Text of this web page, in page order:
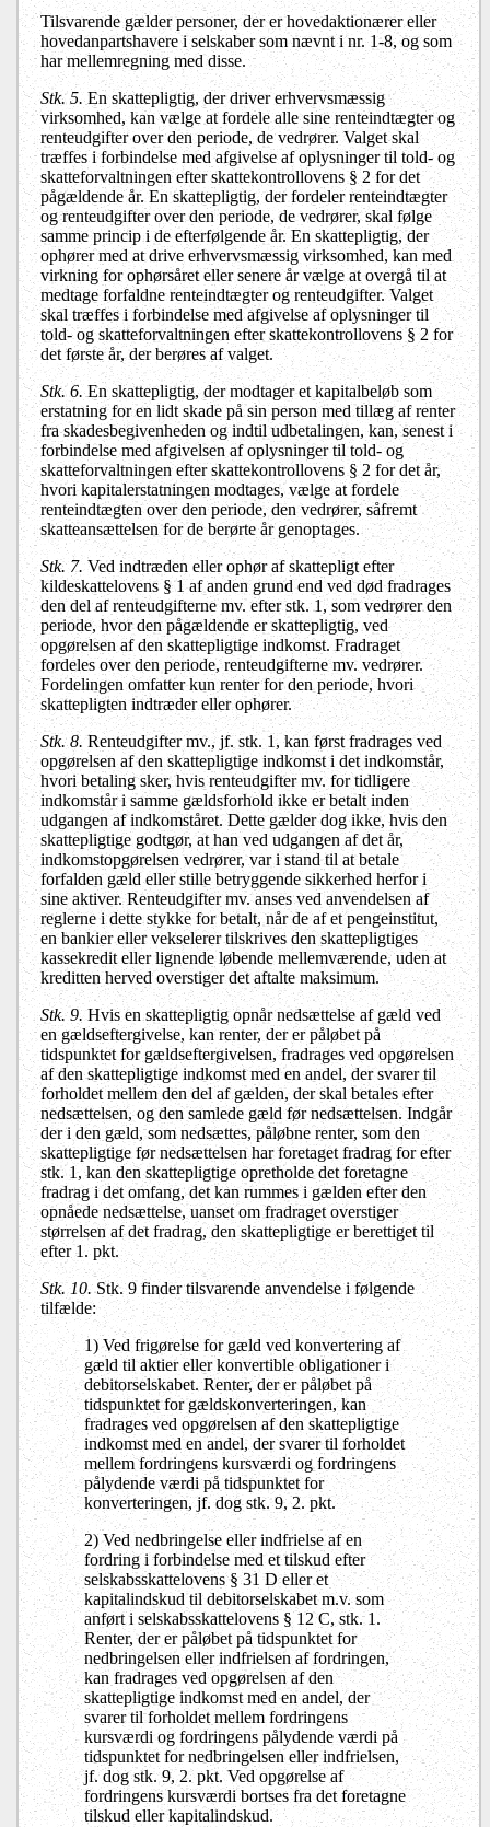
Tilsvarende gælder personer, der er hovedaktionærer eller
hovedanpartshavere i selskaber som nævnt i nr. 1-8, og som
har mellemregning med disse.
Stk. 5.En skattepligtig, der driver erhvervsmæssig
virksomhed, kan vælge at fordele alle sine renteindtægter og
renteudgifter over den periode, de vedrører. Valget skal
træffes i forbindelse med afgivelse af oplysninger til told- og
skatteforvaltningen efter skattekontrollovens § 2 for det
pågældende år. En skattepligtig, der fordeler renteindtægter
og renteudgifter over den periode, de vedrører, skal følge
samme princip i de efterfølgende år. En skattepligtig, der
ophører med at drive erhvervsmæssig virksomhed, kan med
virkning for ophørsåret eller senere år vælge at overgå til at
medtage forfaldne renteindtægter og renteudgifter. Valget
skal træffes i forbindelse med afgivelse af oplysninger til
told- og skatteforvaltningen efter skattekontrollovens § 2 for
det første år, der berøres af valget.
Stk. 6.En skattepligtig, der modtager et kapitalbeløb som
erstatning for en lidt skade på sin person med tillæg af renter
fra skadesbegivenheden og indtil udbetalingen, kan, senest i
forbindelse med afgivelsen af oplysninger til told- og
skatteforvaltningen efter skattekontrollovens § 2 for det år,
hvori kapitalerstatningen modtages, vælge at fordele
renteindtægten over den periode, den vedrører, såfremt
skatteansættelsen for de berørte år genoptages.
Stk. 7. Ved indtræden eller ophør af skattepligt efter
kildeskattelovens § 1 af anden grund end ved død fradrages
den del af renteudgifterne mv. efter stk. 1, som vedrører den
periode, hvor den pågældende er skattepligtig, ved
opgørelsen af den skattepligtige indkomst. Fradraget
fordeles over den periode, renteudgifterne mv. vedrører.
Fordelingen omfatter kun renter for den periode, hvori
skattepligten indtræder eller ophører.
Stk. 8. Renteudgifter mv., jf. stk. 1, kan først fradrages ved
opgørelsen af den skattepligtige indkomst i det indkomstår,
hvori betaling sker, hvis renteudgifter mv. for tidligere
indkomstår i samme gældsforhold ikke er betalt inden
udgangen af indkomståret. Dette gælder dog ikke, hvis den
skattepligtige godtgør, at han ved udgangen af det år,
indkomstopgørelsen vedrører, var i stand til at betale
forfalden gæld eller stille betryggende sikkerhed herfor i
sine aktiver. Renteudgifter mv. anses ved anvendelsen af
reglerne i dette stykke for betalt, når de af et pengeinstitut,
en bankier eller vekselerer tilskrives den skattepligtiges
kassekredit eller lignende løbende mellemværende, uden at
kreditten herved overstiger det aftalte maksimum.
Stk. 9. Hvis en skattepligtig opnår nedsættelse af gæld ved
en gældseftergivelse, kan renter, der er påløbet på
tidspunktet for gældseftergivelsen, fradrages ved opgørelsen
af den skattepligtige indkomst med en andel, der svarer til
forholdet mellem den del af gælden, der skal betales efter
nedsættelsen, og den samlede gæld før nedsættelsen. Indgår
der i den gæld, som nedsættes, påløbne renter, som den
skattepligtige før nedsættelsen har foretaget fradrag for efter
stk. 1, kan den skattepligtige opretholde det foretagne
fradrag i det omfang, det kan rummes i gælden efter den
opnåede nedsættelse, uanset om fradraget overstiger
størrelsen af det fradrag, den skattepligtige er berettiget til
efter 1. pkt.
Stk. 10.Stk. 9 finder tilsvarende anvendelse i følgende
tilfælde:
1) Ved frigørelse for gæld ved konvertering af
gæld til aktier eller konvertible obligationer i
debitorselskabet. Renter, der er påløbet på
tidspunktet for gældskonverteringen, kan
fradrages ved opgørelsen af den skattepligtige
indkomst med en andel, der svarer til forholdet
mellem fordringens kursværdi og fordringens
pålydende værdi på tidspunktet for
konverteringen, jf. dog stk. 9, 2. pkt.
2) Ved nedbringelse eller indfrielse af en
fordring i forbindelse med et tilskud efter
selskabsskattelovens § 31 D eller et
kapitalindskud til debitorselskabet m.v. som
anført i selskabsskattelovens § 12 C, stk. 1.
Renter, der er påløbet på tidspunktet for
nedbringelsen eller indfrielsen af fordringen,
kan fradrages ved opgørelsen af den
skattepligtige indkomst med en andel, der
svarer til forholdet mellem fordringens
kursværdi og fordringens pålydende værdi på
tidspunktet for nedbringelsen eller indfrielsen,
jf. dog stk. 9, 2. pkt. Ved opgørelse af
fordringens kursværdi bortses fra det foretagne
tilskud eller kapitalindskud.